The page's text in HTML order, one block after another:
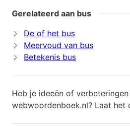
Gerelateerd aan bus
De of het bus
Meervoud van bus
Betekenis bus
Heb je ideeën of
webwoordenboek.nl? Laat het